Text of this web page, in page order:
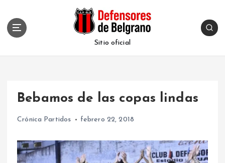
Sitio oficial
Bebamos de las copas lindas
Crónica Partidos febrero 22, 2018